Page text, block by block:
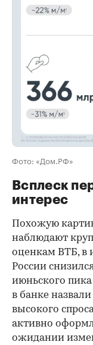
Фото: «Дом.РФ»
Всплеск
интерес
Похожую
наблюдают
оценкам ВТБ, в
России
июньского
в банке
высокого
активно
ожидании